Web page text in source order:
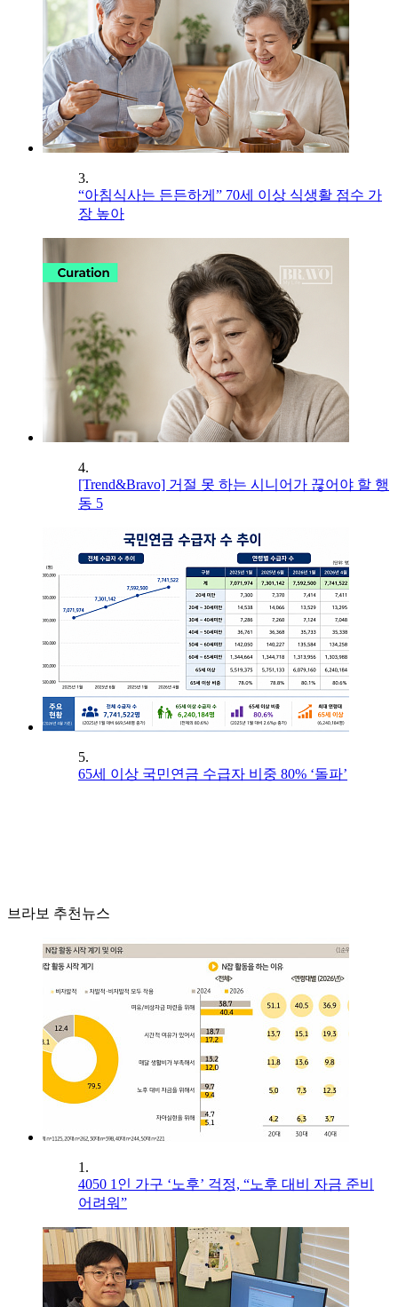
3.
“아침식사는 든든하게” 70세 이상 식생활 점수 가
장 높아
4.
[Trend&Bravo] 거절 못 하는 시니어가 끊어야 할 행
동 5
5.
65세 이상 국민연금 수급자 비중 80% ‘돌파’
브라보 추천뉴스
1.
4050 1인 가구 ‘노후’ 걱정, “노후 대비 자금 준비
어려워”